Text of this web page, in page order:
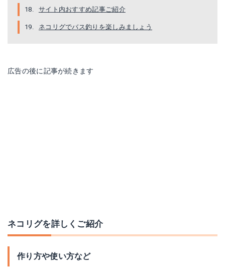
サイト内おすすめ記事ご紹介
ネコリグでバス釣りを楽しみましょう
広告の後に記事が続きます
ネコリグを詳しくご紹介
作り方や使い方など